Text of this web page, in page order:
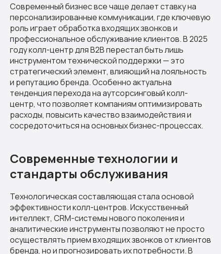
Современный бизнес все чаще делает ставку на
персонализированные коммуникации, где ключевую
роль играет обработка входящих звонков и
профессиональное обслуживание клиентов. В 2025
году колл-центр для B2B перестал быть лишь
инструментом технической поддержки — это
стратегический элемент, влияющий на лояльность
и репутацию бренда. Особенно актуальна
тенденция перехода на аутсорсинговый колл-
центр, что позволяет компаниям оптимизировать
расходы, повысить качество взаимодействия и
сосредоточиться на основных бизнес-процессах.
Современные технологии и
стандарты обслуживания
Технологическая составляющая стала основой
эффективности колл-центров. Искусственный
интеллект, CRM-системы нового поколения и
аналитические инструменты позволяют не просто
осуществлять прием входящих звонков от клиентов
бренда, но и прогнозировать их потребности. В